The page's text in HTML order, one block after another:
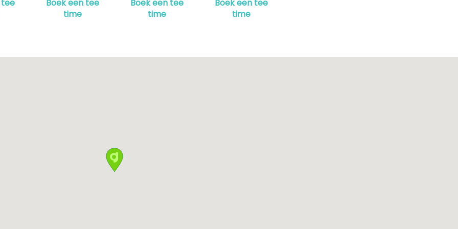
tee
Boek een tee
time
Boek een tee
time
Boek een tee
time